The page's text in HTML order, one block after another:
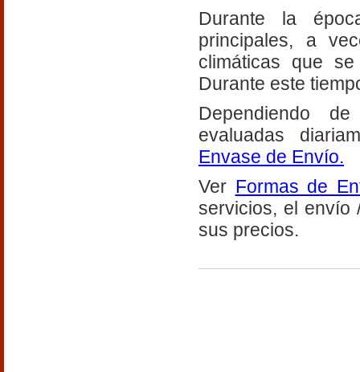
Durante la
principales, a
climáticas que
Durante este
Dependiendo
evaluadas
Envase de Envío.
Ver Formas de
servicios, el envío
sus precios.